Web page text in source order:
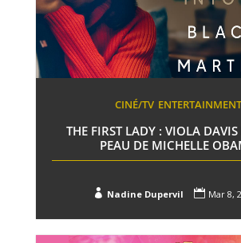
CINÉ/TV ENTERTAINMENT
THE FIRST LADY : VIOLA
PEAU DE MICHELLE
 Nadine Dupervil  Mar 8,